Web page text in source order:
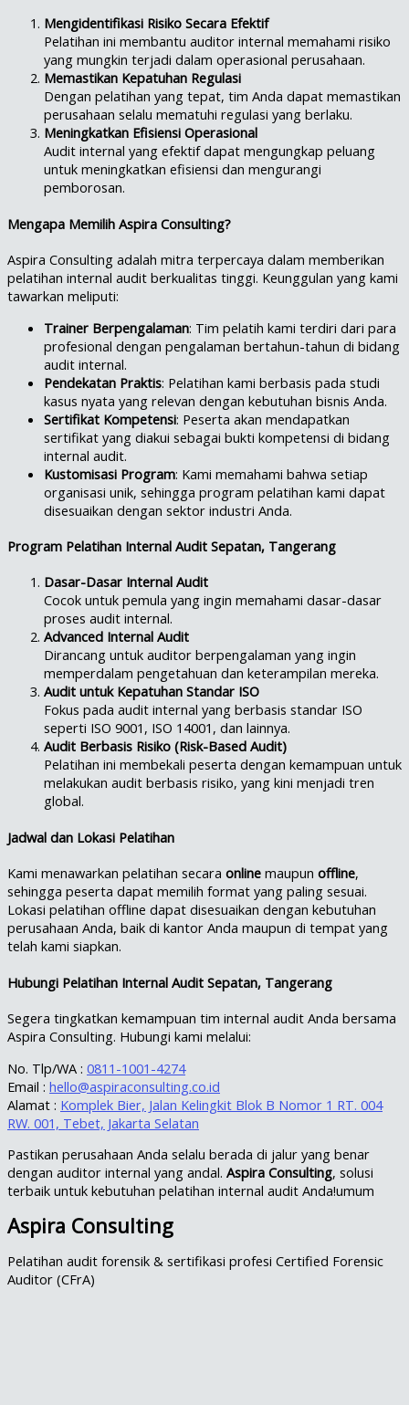
Mengidentifikasi Risiko Secara Efektif
Pelatihan ini membantu auditor internal memahami risiko
yang mungkin terjadi dalam operasional perusahaan.
Memastikan Kepatuhan Regulasi
Dengan pelatihan yang tepat, tim Anda dapat memastikan
perusahaan selalu mematuhi regulasi yang berlaku.
Meningkatkan Efisiensi Operasional
Audit internal yang efektif dapat mengungkap peluang
untuk meningkatkan efisiensi dan mengurangi
pemborosan.
Mengapa Memilih Aspira Consulting?
Aspira Consulting adalah mitra terpercaya dalam memberikan
pelatihan internal audit berkualitas tinggi. Keunggulan yang kami
tawarkan meliputi:
Trainer Berpengalaman: Tim pelatih kami terdiri dari para
profesional dengan pengalaman bertahun-tahun di bidang
audit internal.
Pendekatan Praktis: Pelatihan kami berbasis pada studi
kasus nyata yang relevan dengan kebutuhan bisnis Anda.
Sertifikat Kompetensi: Peserta akan mendapatkan
sertifikat yang diakui sebagai bukti kompetensi di bidang
internal audit.
Kustomisasi Program: Kami memahami bahwa setiap
organisasi unik, sehingga program pelatihan kami dapat
disesuaikan dengan sektor industri Anda.
Program Pelatihan Internal Audit Sepatan, Tangerang
Dasar-Dasar Internal Audit
Cocok untuk pemula yang ingin memahami dasar-dasar
proses audit internal.
Advanced Internal Audit
Dirancang untuk auditor berpengalaman yang ingin
memperdalam pengetahuan dan keterampilan mereka.
Audit untuk Kepatuhan Standar ISO
Fokus pada audit internal yang berbasis standar ISO
seperti ISO 9001, ISO 14001, dan lainnya.
Audit Berbasis Risiko (Risk-Based Audit)
Pelatihan ini membekali peserta dengan kemampuan untuk
melakukan audit berbasis risiko, yang kini menjadi tren
global.
Jadwal dan Lokasi Pelatihan
Kami menawarkan pelatihan secara online maupun offline,
sehingga peserta dapat memilih format yang paling sesuai.
Lokasi pelatihan offline dapat disesuaikan dengan kebutuhan
perusahaan Anda, baik di kantor Anda maupun di tempat yang
telah kami siapkan.
Hubungi Pelatihan Internal Audit Sepatan, Tangerang
Segera tingkatkan kemampuan tim internal audit Anda bersama
Aspira Consulting. Hubungi kami melalui:
No. Tlp/WA : 0811-1001-4274
Email : hello@aspiraconsulting.co.id
Alamat : Komplek Bier, Jalan Kelingkit Blok B Nomor 1 RT. 004
RW. 001, Tebet, Jakarta Selatan
Pastikan perusahaan Anda selalu berada di jalur yang benar
dengan auditor internal yang andal. Aspira Consulting, solusi
terbaik untuk kebutuhan pelatihan internal audit Anda!umum
Aspira Consulting
Pelatihan audit forensik & sertifikasi profesi Certified Forensic
Auditor (CFrA)